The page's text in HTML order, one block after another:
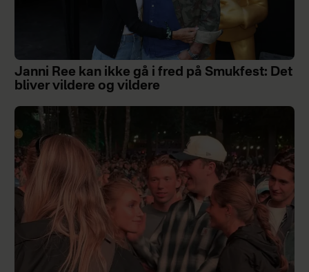
Janni Ree kan ikke gå i fred på Smukfest: Det
bliver vildere og vildere